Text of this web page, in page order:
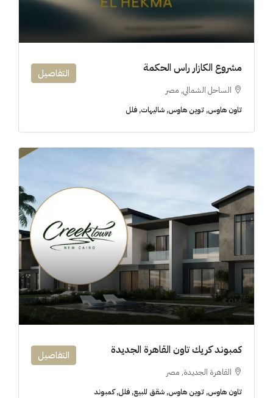
مشروع الكازار راس الحكمة
الساحل الشمالي, مصر
تاون هاوس, توين هاوس, شاليهات, فلل
التفاصيل
9M$
كمبوند كريك تاون القاهرة الجديدة
القاهرة الجديدة, مصر
تاون هاوس, توين هاوس, شقق للبيع, فلل, كمبوند
التفاصيل